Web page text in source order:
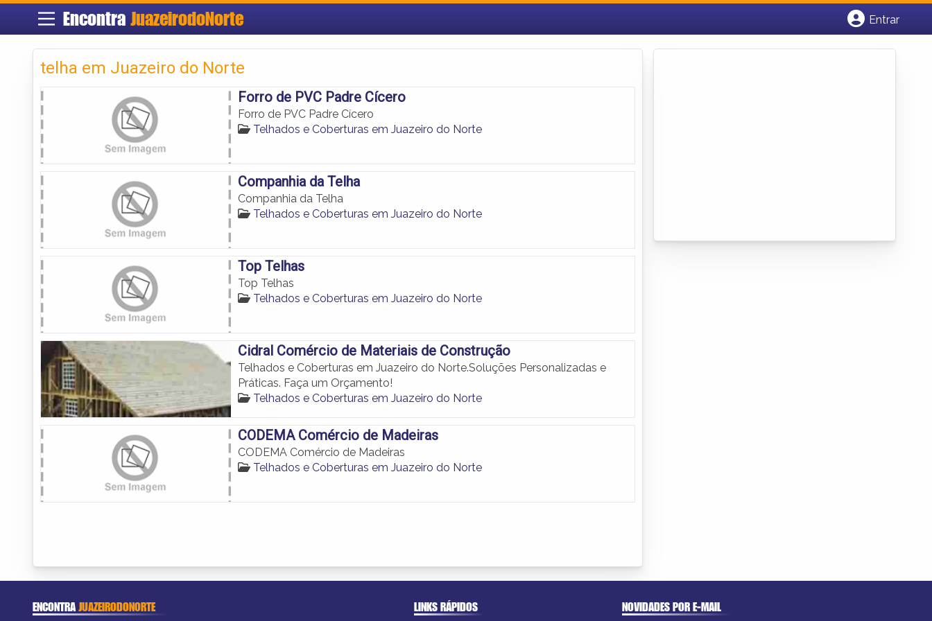
Encontra JuazeirodoNorte
Entrar
telha em Juazeiro do Norte
Forro de PVC Padre Cícero
Forro de PVC Padre Cícero
Telhados e Coberturas em Juazeiro do Norte
Companhia da Telha
Companhia da Telha
Telhados e Coberturas em Juazeiro do Norte
Top Telhas
Top Telhas
Telhados e Coberturas em Juazeiro do Norte
Cidral Comércio de Materiais de Construção
Telhados e Coberturas em Juazeiro do Norte.Soluções Personalizadas e
Práticas. Faça um Orçamento!
Telhados e Coberturas em Juazeiro do Norte
CODEMA Comércio de Madeiras
CODEMA Comércio de Madeiras
Telhados e Coberturas em Juazeiro do Norte
ENCONTRAJUAZEIRODONORTE LINKS RÁPIDOS NOVIDADES POR E-MAIL